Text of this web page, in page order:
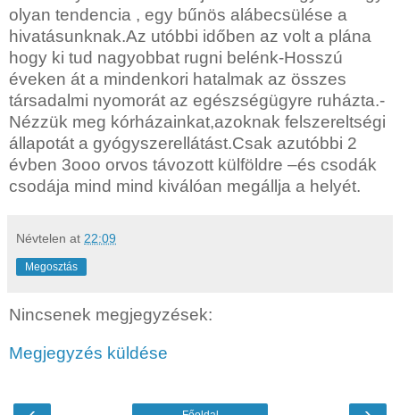
olyan tendencia , egy bűnös alábecsülése a
hivatásunknak.Az utóbbi időben az volt a plána
hogy ki tud nagyobbat rugni belénk-Hosszú
éveken át a mindenkori hatalmak az összes
társadalmi nyomorát az egészségügyre ruházta.-
Nézzük meg kórházainkat,azoknak felszereltségi
állapotát a gyógyszerellátást.Csak azutóbbi 2
évben 3ooo orvos távozott külföldre –és csodák
csodája mind mind kiválóan megállja a helyét.
Névtelen at 22:09
Megosztás
Nincsenek megjegyzések:
Megjegyzés küldése